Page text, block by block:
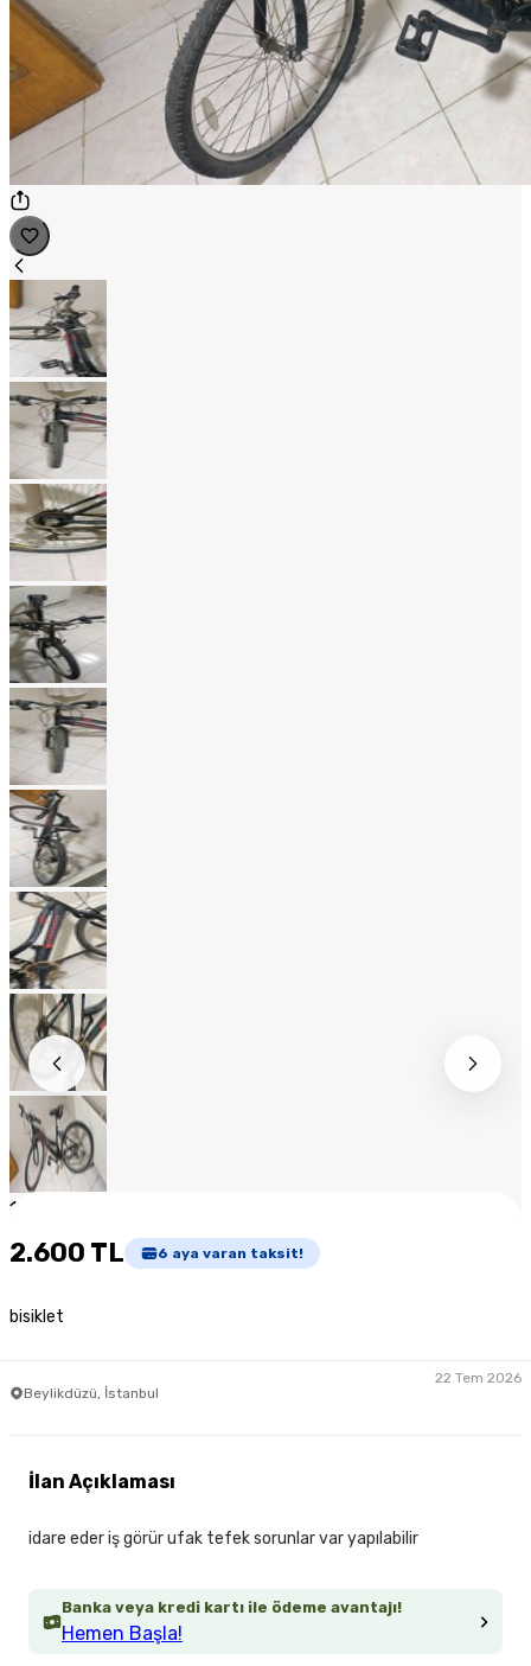
1
2.600 TL 6 aya varan taksit!
bisiklet
Beylikdüzü, İstanbul
22 Tem 2026
Banka veya kredi kartı ile ödeme avantajı!
Hemen Başla!
İlan Açıklaması
idare eder iş görür ufak tefek sorunlar var yapılabilir